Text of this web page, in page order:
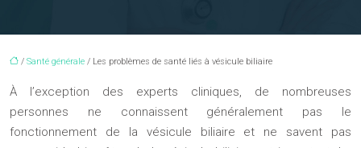
/ Santé générale / Les problèmes de santé liés à vésicule biliaire
À l’exception des experts cliniques, de nombreuses
personnes ne connaissent généralement pas le
fonctionnement de la vésicule biliaire et ne savent pas